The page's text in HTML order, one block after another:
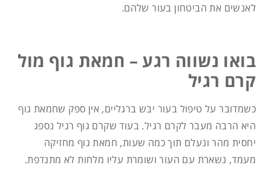
לאנשים את הביטחון בעור שלהם.
בואו נשווה רגע – חמאת גוף מול
קרם רגיל
כשמדובר על טיפול בעור יבש ברגליים, אין ספק שחמאת גוף
היא הרבה מעבר לקרם רגיל. בעוד שקרם גוף רגיל נספג
יחסית מהר ונעלם תוך כמה שעות, חמאת גוף מחזיקה
מעמד, נשארת עם העור ושומרת עליו מלחות לא מתנדפת.